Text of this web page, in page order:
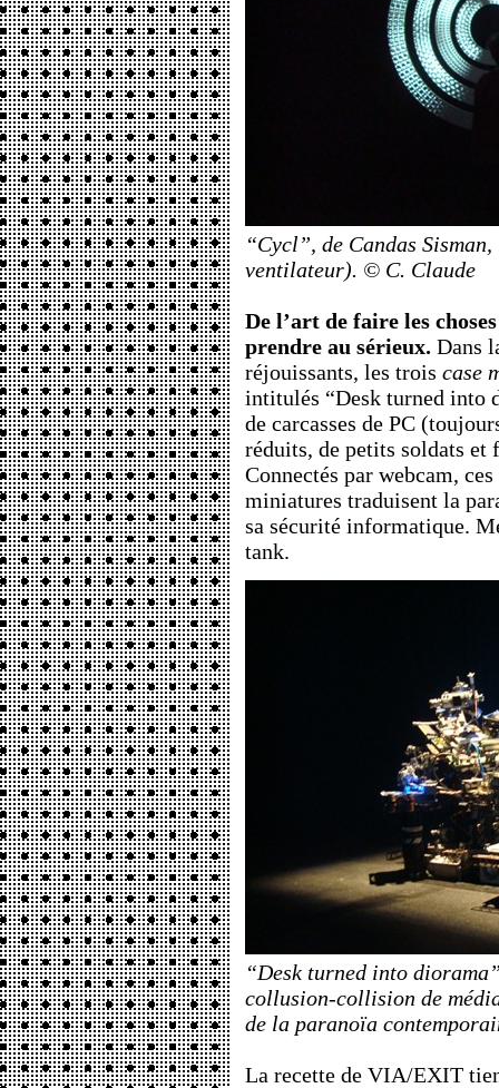
“Cycl”, de Candas
ventilateur). © C. Claude
De l’art de faire les
prendre au sérieux. Dans
réjouissants, les trois case
intitulés “Desk turned into
de carcasses de PC
réduits, de petits soldats et
Connectés par webcam,
miniatures traduisent la
sa sécurité informatique.
tank.
“Desk turned into
collusion-collision de
de la paranoïa
La recette de VIA/EXIT